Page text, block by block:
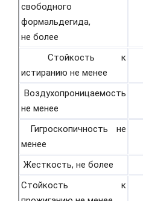
свободного
формальдегида,
не более
Стойкость к
истиранию не менее
Воздухопроницаемость
не менее
Гигроскопичность не
менее
Жесткость, не более
Стойкость к